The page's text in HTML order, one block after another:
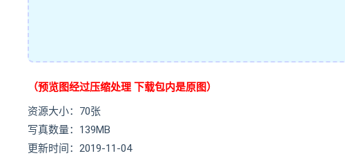
（预览图经过压缩处理 下载包内是原图）
资源大小：70张
写真数量：139MB
更新时间：2019-11-04